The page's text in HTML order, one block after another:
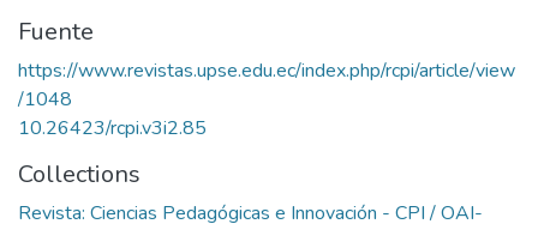
Fuente
https://www.revistas.upse.edu.ec/index.php/rcpi/article/view
/1048
10.26423/rcpi.v3i2.85
Collections
Revista: Ciencias Pedagógicas e Innovación - CPI / OAI-